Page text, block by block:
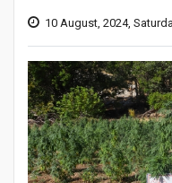
10 August, 2024,